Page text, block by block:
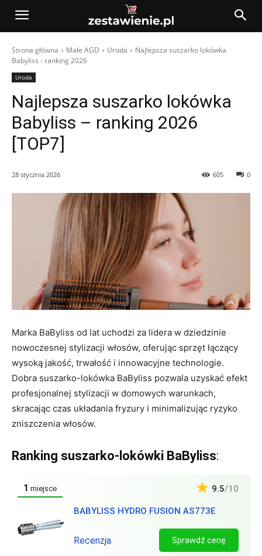
Strona główna Małe AGD Uroda
Najlepsza suszarko lokówka
Babyliss - ranking 2026
Uroda
Najlepsza suszarko lokówka
Babyliss – ranking 2026
[TOP7]
28 stycznia 2026 0
605
Marka BaByliss od lat uchodzi za lidera w dziedzinie
nowoczesnej stylizacji włosów, oferując sprzęt łączący
wysoką jakość, trwałość i innowacyjne technologie.
Dobra suszarko-lokówka BaByliss pozwala uzyskać efekt
profesjonalnej stylizacji w domowych warunkach,
skracając czas układania fryzury i minimalizując ryzyko
zniszczenia włosów.
Ranking suszarko-lokówki BaByliss:
1 miejsce
BABYLISS HYDRO FUSION AS773E
9.5/10
Recenzja Sprawdź cenę